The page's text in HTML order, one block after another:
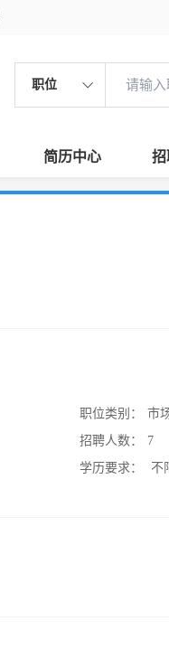
职位
简历中心 招
职位类别：
市
招聘人数：
7
学历要求：
不